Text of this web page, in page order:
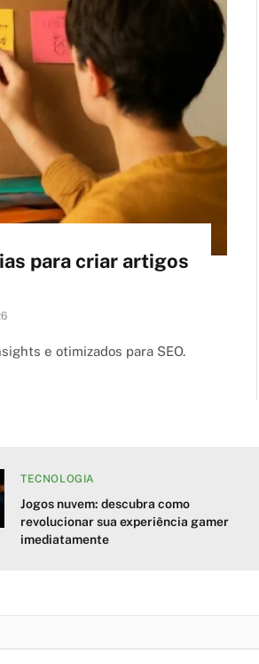
para criar artigos
e otimizados para SEO.
TECNOLOGIA
Jogos nuvem: descubra como
revolucionar sua experiência gamer
imediatamente